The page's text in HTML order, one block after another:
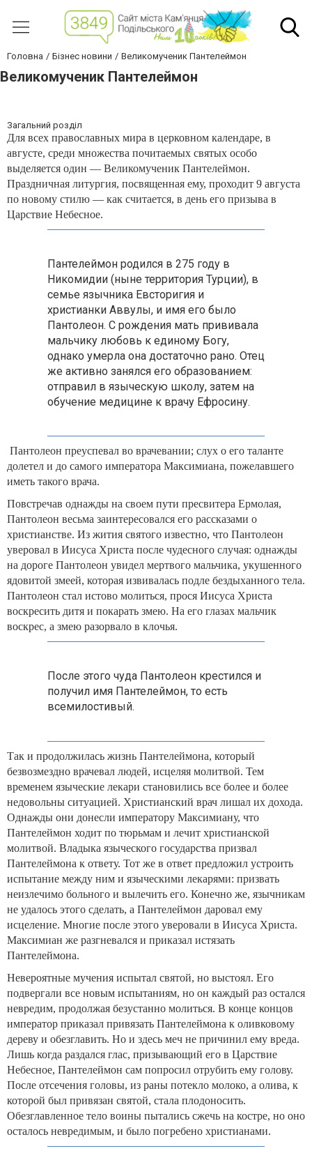
Головна Бізнес новини Великомученик Пантелеймон
Великомученик Пантелеймон
Загальний розділ
Для всех православных мира в церковном календаре, в
августе, среди множества почитаемых святых особо
выделяется один — Великомученик Пантелеймон.
Праздничная литургия, посвященная ему, проходит 9 августа
по новому стилю — как считается, в день его призыва в
Царствие Небесное.
Пантелеймон родился в 275 году в
Никомидии (ныне территория Турции), в
семье язычника Евсторигия и
христианки Аввулы, и имя его было
Пантолеон. С рождения мать прививала
мальчику любовь к единому Богу,
однако умерла она достаточно рано. Отец
же активно занялся его образованием:
отправил в языческую школу, затем на
обучение медицине к врачу Ефросину.
Пантолеон преуспевал во врачевании; слух о его таланте
долетел и до самого императора Максимиана, пожелавшего
иметь такого врача.
Повстречав однажды на своем пути пресвитера Ермолая,
Пантолеон весьма заинтересовался его рассказами о
христианстве. Из жития святого известно, что Пантолеон
уверовал в Иисуса Христа после чудесного случая: однажды
на дороге Пантолеон увидел мертвого мальчика, укушенного
ядовитой змеей, которая извивалась подле бездыханного тела.
Пантолеон стал истово молиться, прося Иисуса Христа
воскресить дитя и покарать змею. На его глазах мальчик
воскрес, а змею разорвало в клочья.
После этого чуда Пантолеон крестился и
получил имя Пантелеймон, то есть
всемилостивый.
Так и продолжилась жизнь Пантелеймона, который
безвозмездно врачевал людей, исцеляя молитвой. Тем
временем языческие лекари становились все более и более
недовольны ситуацией. Христианский врач лишал их дохода.
Однажды они донесли императору Максимиану, что
Пантелеймон ходит по тюрьмам и лечит христианской
молитвой. Владыка языческого государства призвал
Пантелеймона к ответу. Тот же в ответ предложил устроить
испытание между ним и языческими лекарями: призвать
неизлечимо больного и вылечить его. Конечно же, язычникам
не удалось этого сделать, а Пантелеймон даровал ему
исцеление. Многие после этого уверовали в Иисуса Христа.
Максимиан же разгневался и приказал истязать
Пантелеймона.
Невероятные мучения испытал святой, но выстоял. Его
подвергали все новым испытаниям, но он каждый раз остался
невредим, продолжая безустанно молиться. В конце концов
император приказал привязать Пантелеймона к оливковому
дереву и обезглавить. Но и здесь меч не причинил ему вреда.
Лишь когда раздался глас, призывающий его в Царствие
Небесное, Пантелеймон сам попросил отрубить ему голову.
После отсечения головы, из раны потекло молоко, а олива, к
которой был привязан святой, стала плодоносить.
Обезглавленное тело воины пытались сжечь на костре, но оно
осталось невредимым, и было погребено христианами.